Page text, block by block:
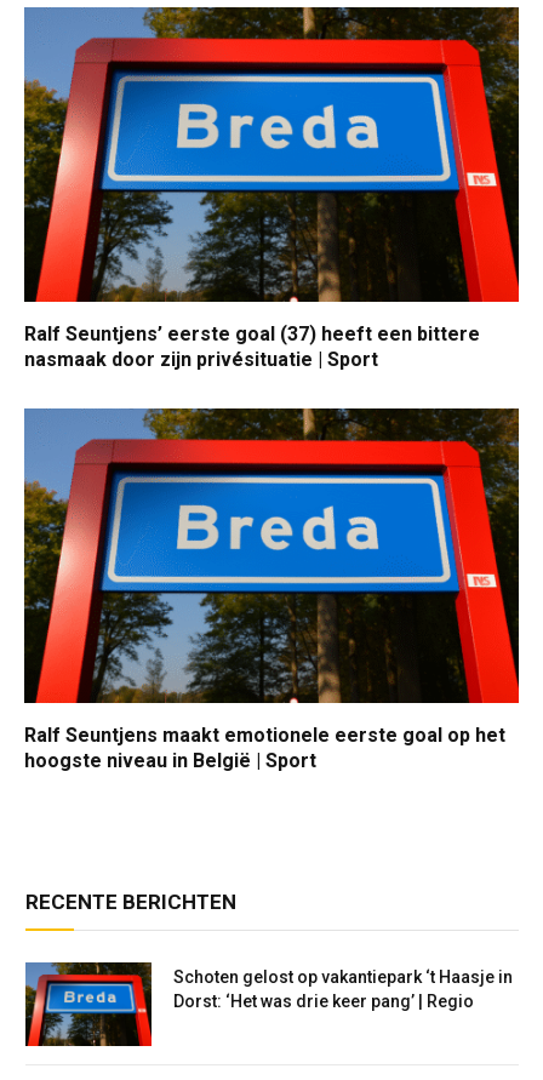
Ralf Seuntjens’ eerste goal (37) heeft een bittere
nasmaak door zijn privésituatie | Sport
Ralf Seuntjens maakt emotionele eerste goal op het
hoogste niveau in België | Sport
RECENTE BERICHTEN
Schoten gelost op vakantiepark ‘t Haasje in
Dorst: ‘Het was drie keer pang’ | Regio